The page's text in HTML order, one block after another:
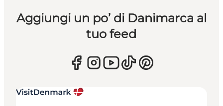
Aggiungi un po’ di Danimarca al
tuo feed